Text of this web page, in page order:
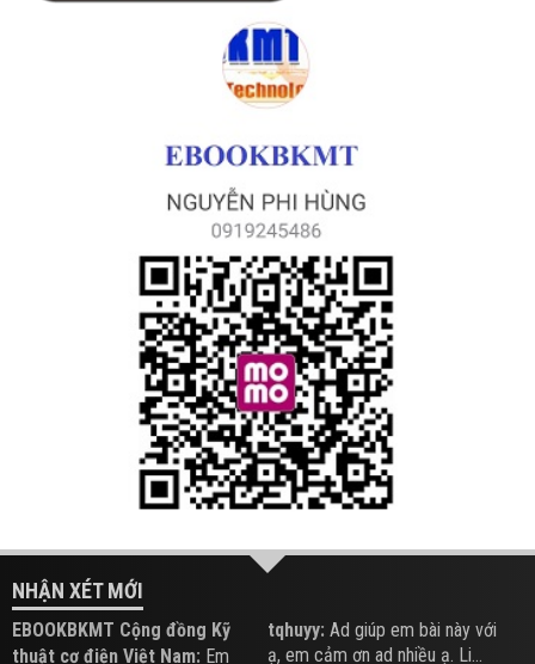
NHẬN XÉT MỚI
EBOOKBKMT Cộng đồng Kỹ
thuật cơ điện Việt Nam: Em
tqhuyy: Ad giúp em bài này với
ạ, em cảm ơn ad nhiều ạ. Li...